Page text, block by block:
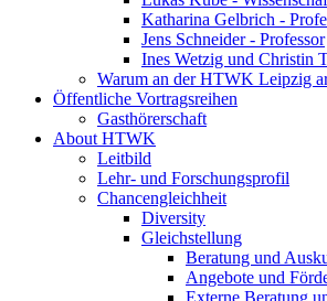
Katharina Gelbrich -
Jens Schneider - Professor
Ines Wetzig und Christin
Warum an der HTWK Leipzig
Öffentliche Vortragsreihen
Gasthörerschaft
About HTWK
Leitbild
Lehr- und Forschungsprofil
Chancengleichheit
Diversity
Gleichstellung
Beratung und
Angebote und